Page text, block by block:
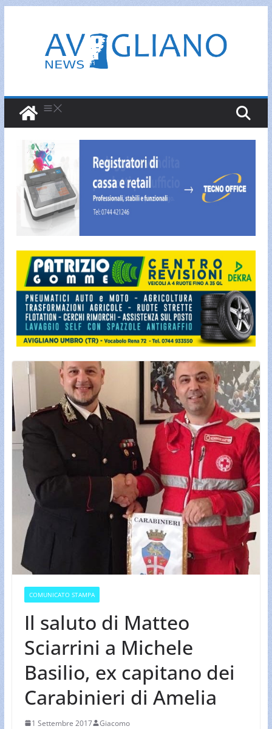
contenuto
COMUNICATO STAMPA
Il saluto di Matteo
Sciarrini a Michele
Basilio, ex capitano dei
Carabinieri di Amelia
1 Settembre 2017 Giacomo